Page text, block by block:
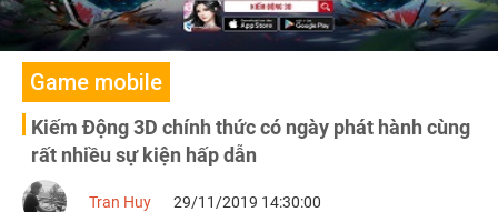
Game mobile
Kiếm Động 3D chính thức có ngày phát hành cùng
rất nhiều sự kiện hấp dẫn
Tran Huy 29/11/2019 14:30:00